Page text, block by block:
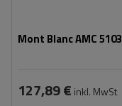
Mont Blanc AMC
127,89 € inkl. MwSt